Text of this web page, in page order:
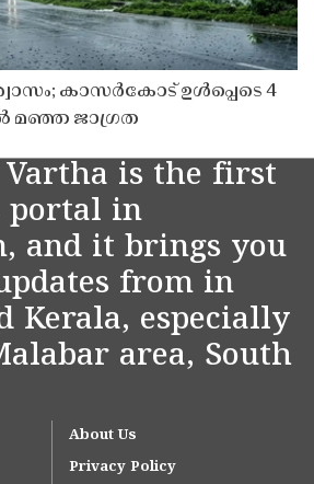
കാസർകോട് ഉൾപ്പെടെ 4
മഞ്ഞ ജാഗ്രത
Vartha is the first
portal in
and it brings you
from in
Kerala, especially
area, South
About Us
Privacy Policy